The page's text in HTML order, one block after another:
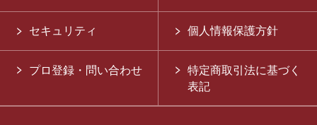
セキュリティ 個人情報保護方針
プロ登録・問い合わせ
特定商取引法に基づく
表記